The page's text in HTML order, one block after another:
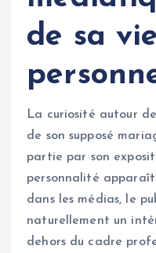
de sa
La curiosité autour de
de son supposé
partie par son
personnalité
dans les médias, le
naturellement un
dehors du cadre